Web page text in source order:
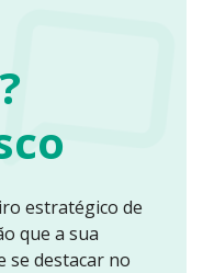
estratégico de
que a sua
se destacar no